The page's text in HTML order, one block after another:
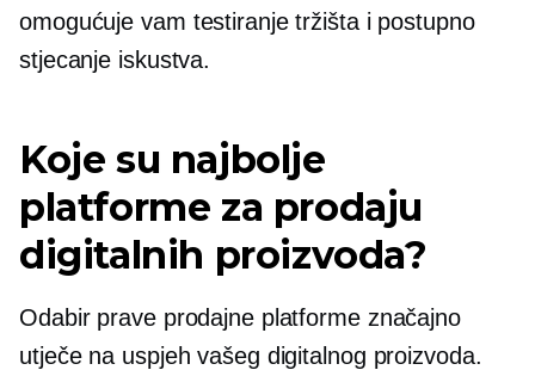
omogućuje vam testiranje tržišta i postupno
stjecanje iskustva.
Koje su najbolje
platforme za prodaju
digitalnih proizvoda?
Odabir prave prodajne platforme značajno
utječe na uspjeh vašeg digitalnog proizvoda.